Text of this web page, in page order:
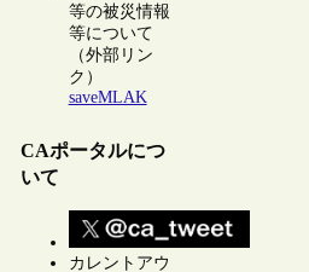
等の被災情報
等について
（外部リン
ク）
saveMLAK
CAポータルにつ
いて
カレントアウ